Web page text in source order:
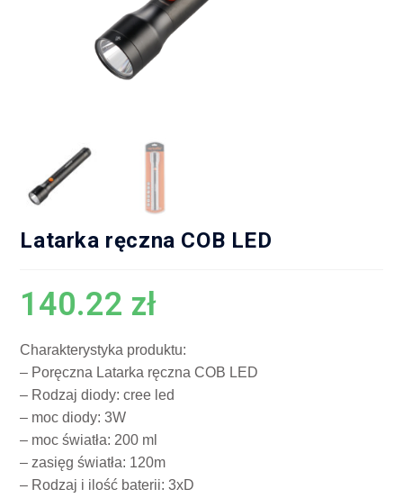
Latarka ręczna COB LED
140.22 zł
Charakterystyka produktu:
– Poręczna Latarka ręczna COB LED
– Rodzaj diody: cree led
– moc diody: 3W
– moc światła: 200 ml
– zasięg światła: 120m
– Rodzaj i ilość baterii: 3xD